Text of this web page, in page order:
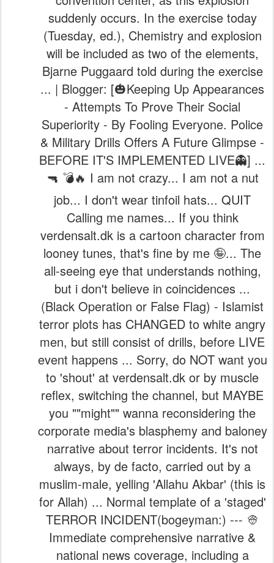
suddenly occurs. In the exercise today
(Tuesday, ed.), Chemistry and explosion
will be included as two of the elements,
Bjarne Puggaard told during the exercise
... | Blogger: [🎃Keeping Up Appearances
- Attempts To Prove Their Social
Superiority - By Fooling Everyone. Police
& Military Drills Offers A Future Glimpse -
BEFORE IT'S IMPLEMENTED LIVE👻] ...
🔫 💣🔥 I am not crazy... I am not a nut
job... I don't wear tinfoil hats... QUIT
Calling me names... If you think
verdensalt.dk is a cartoon character from
looney tunes, that's fine by me 🤪... The
all-seeing eye that understands nothing,
but i don't believe in coincidences ...
(Black Operation or False Flag) - Islamist
terror plots has CHANGED to white angry
men, but still consist of drills, before LIVE
event happens ... Sorry, do NOT want you
to 'shout' at verdensalt.dk or by muscle
reflex, switching the channel, but MAYBE
you ""might"" wanna reconsidering the
corporate media's blasphemy and baloney
narrative about terror incidents. It's not
always, by de facto, carried out by a
muslim-male, yelling 'Allahu Akbar' (this is
for Allah) ... Normal template of a 'staged'
TERROR INCIDENT(bogeyman:) --- 👳
Immediate comprehensive narrative &
national news coverage, including a